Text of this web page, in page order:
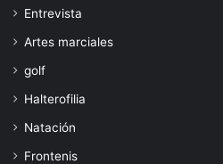
Entrevista
Artes marciales
golf
Halterofilia
Natación
Frontenis